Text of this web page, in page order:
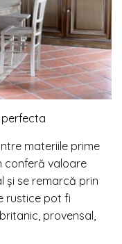
perfecta
materiile prime
conferă valoare
și se remarcă prin
rustice pot fi
provensal,